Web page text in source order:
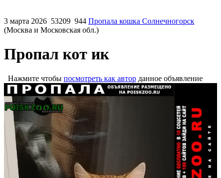
3 марта 2026 53209 944 Пропала кошка Солнечногорск
(Москва и Московская обл.)
Пропал кот ик
Нажмите чтобы посмотреть как автор данное объявление